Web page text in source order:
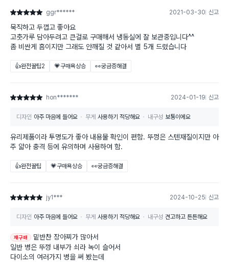
별점 5점 ggr****** 2021-03-30 신고
묵직하고 두껍고 좋아요
고춧가루 담아두려고 큰걸로 구매해서 냉동실에 잘 보관중입니다^^
좀 비싼게 흠이지만 그래도 안깨질 것 같아서 별 5개 드렸습니다
👍완전꿀팁2 💗구매욕상승 👀궁금증해결
별점 5점 hon******* 2024-01-19 신고
디자인 아주 마음에 들어요 무게 사용하기 적당해요 내구성 보통이에요
유리제품이라 투명도가 좋아 내용물 확인이 편함. 뚜껑은 스텐재질이지만 아
주 얇아 충격 등에 유의하며 사용하여 함.
👍완전꿀팁 💗구매욕상승 👀궁금증해결
별점 5점 jy1*** 2024-10-25 신고
디자인 아주 마음에 들어요 무게 사용하기 적당해요 내구성 견고하고 튼튼해요
재구매
밑반찬 장아찌가 많아서
일반 병은 뚜껑 내부가 쇠라 녹이 슬어서
다이소의 여러가지 병을 써 봤는데